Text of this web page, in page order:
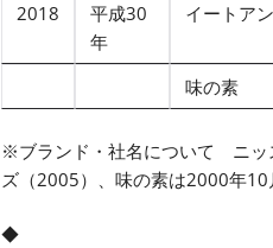
2018
平成30
年
イートア
味の素
※ブランド・社名について ニッ
ズ（2005）、味の素は2000年
◆